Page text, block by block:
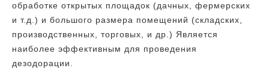
обработке открытых площадок (дачных, фермерских
и т.д.) и большого размера помещений (складских,
производственных, торговых, и др.) Является
наиболее эффективным для проведения
дезодорации.